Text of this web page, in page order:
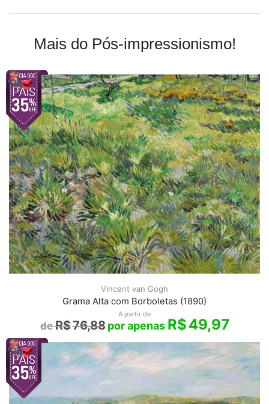
Mais do Pós-impressionismo!
Vincent van Gogh
Grama Alta com Borboletas (1890)
A partir de
R$76,88 R$49,97